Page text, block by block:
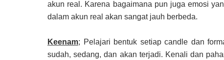
akun real. Karena bagaimana pun juga emosi
dalam akun real akan sangat jauh berbeda.
Keenam; Pelajari bentuk setiap candle dan
sudah, sedang, dan akan terjadi. Kenali dan